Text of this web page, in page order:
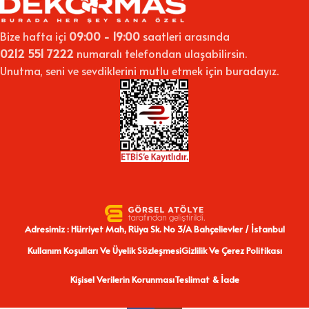
🎨 Neden Kanvas Tablo Seçmelisiniz?
Kanvas tablolar, modern yaşam alanlarının en popüler dekoratif
ürünleri arasında yer alır. Hem estetik görünümü hem de pratik
kullanımıyla fark yaratır. Aşağıda kanvas tablo tercih etmeniz için
en önemli nedenleri sıraladık:
Yüksek çözünürlüklü baskı sayesinde görseller canlı ve net görünür.
Üretimde kullanılan kaliteli kumaş ve ahşap, tabloya uzun ömür
kazandırır.
Kolay Kurulum ve Temizlik
Hafif yapısı sayesinde ürünü tek bir çiviyle rahatça duvara
Bize hafta içi 09:00 - 19:00 saatleri arasında
0212 551 7222 numaralı telefondan ulaşabilirsin.
Unutma, seni ve sevdiklerini mutlu etmek için buradayız.
Adresimiz : Hürriyet Mah, Rüya Sk. No 3/A Bahçelievler / İstanbul
Kullanım Koşulları Ve Üyelik SözleşmesiGizlilik Ve Çerez Politikası
Kişisel Verilerin KorunmasıTeslimat & İade